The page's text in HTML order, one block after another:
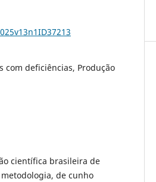
com deficiências, Produção
científica brasileira de
de cunho